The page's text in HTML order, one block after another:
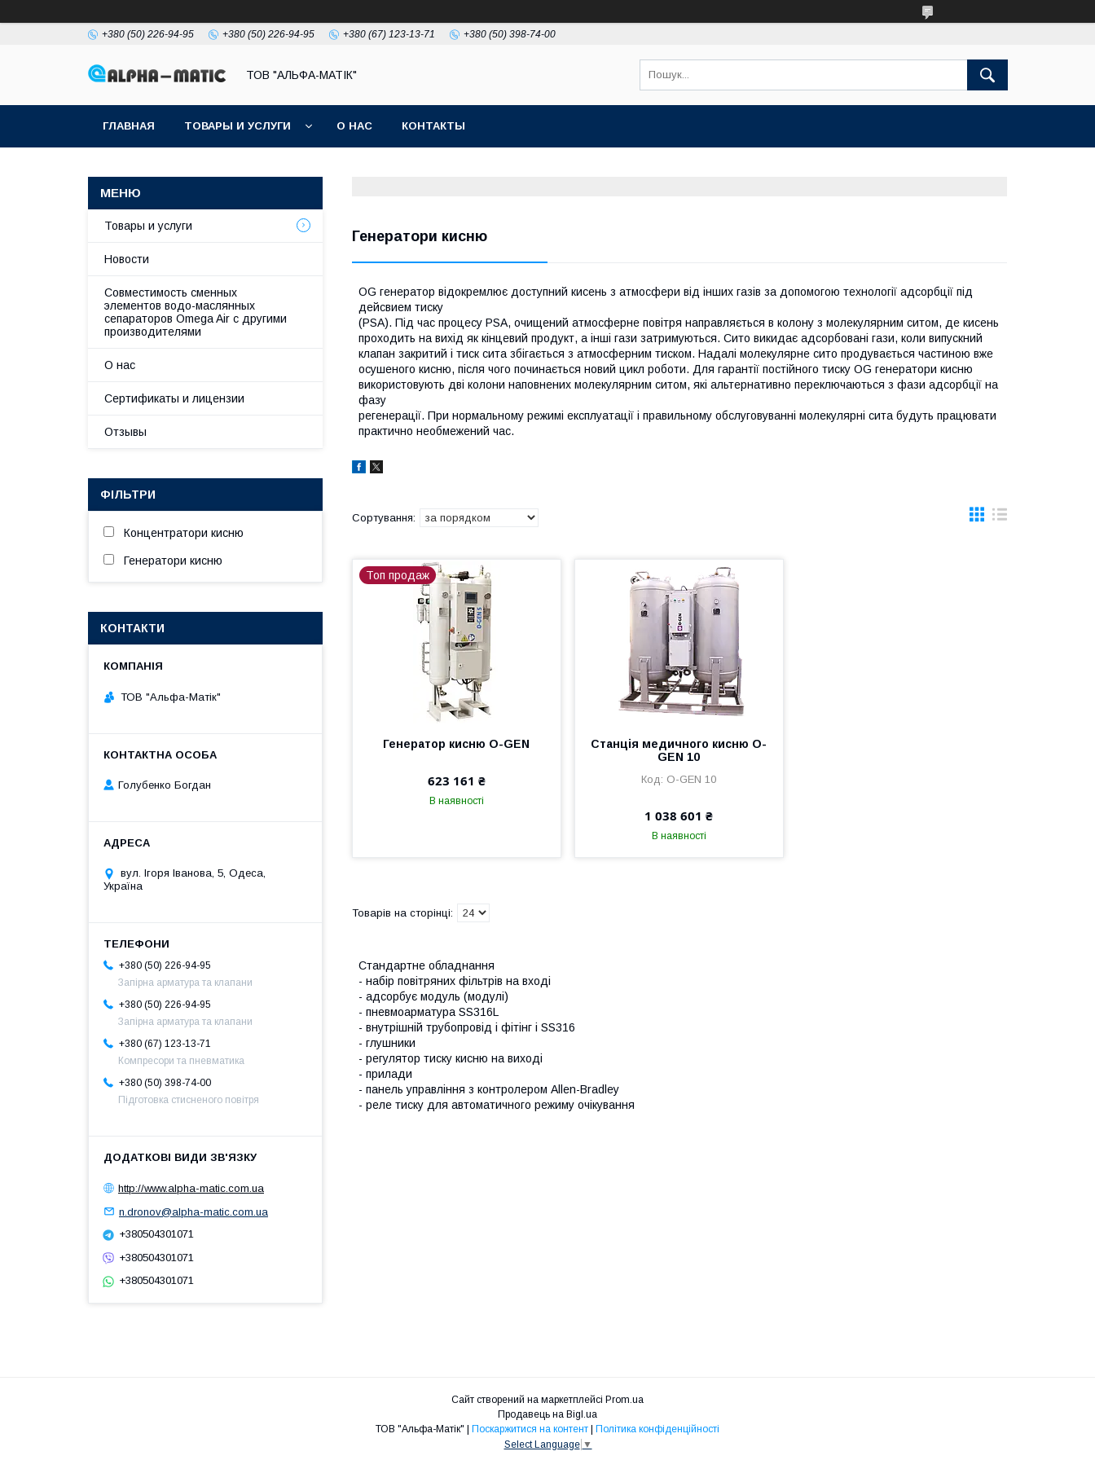
+380 (50) 226-94-95 +380 (50) 226-94-95 +380 (67) 123-13-71 +380 (50) 398-74-00
ТОВ "АЛЬФА-МАТІК"
ГЛАВНАЯ ТОВАРЫ И УСЛУГИ О НАС КОНТАКТЫ
Генератори кисню
OG генератор відокремлює доступний кисень з атмосфери від інших газів за допомогою технології адсорбції під
дейсвием тиску
(PSA). Під час процесу PSA, очищений атмосферне повітря направляється в колону з молекулярним ситом, де кисень
проходить на вихід як кінцевий продукт, а інші гази затримуються. Сито викидає адсорбовані гази, коли випускний
клапан закритий і тиск сита збігається з атмосферним тиском. Надалі молекулярне сито продувається частиною вже
осушеного кисню, після чого починається новий цикл роботи. Для гарантії постійного тиску OG генератори кисню
використовують дві колони наповнених молекулярним ситом, які альтернативно переключаються з фази адсорбції на
фазу
регенерації. При нормальному режимі експлуатації і правильному обслуговуванні молекулярні сита будуть працювати
практично необмежений час.
Топ продаж
Генератор кисню O-GEN
623 161 ₴
В наявності
Станція медичного кисню O-
GEN 10
O-GEN 10
1 038 601 ₴
В наявності
Стандартне обладнання
- набір повітряних фільтрів на вході
- адсорбує модуль (модулі)
- пневмоарматура SS316L
- внутрішній трубопровід і фітінг і SS316
- глушники
- регулятор тиску кисню на виході
- прилади
- панель управління з контролером Allen-Bradley
- реле тиску для автоматичного режиму очікування
Товары и услуги
Новости
Совместимость сменных
элементов водо-маслянных
сепараторов Omega Air с другими
производителями
О нас
Сертификаты и лицензии
Отзывы
ФІЛЬТРИ
Концентратори кисню
Генератори кисню
КОНТАКТИ
ТОВ "Альфа-Матік"
Голубенко Богдан
вул. Ігоря Іванова, 5, Одеса,
Україна
+380 (50) 226-94-95
Запірна арматура та клапани
+380 (50) 226-94-95
Запірна арматура та клапани
+380 (67) 123-13-71
Компресори та пневматика
+380 (50) 398-74-00
Підготовка стисненого повітря
http://www.alpha-matic.com.ua
n.dronov@alpha-matic.com.ua
+380504301071
+380504301071
+380504301071
Сайт створений на маркетплейсі Prom.ua
Продавець на Bigl.ua
Поскаржитися на контент
Політика конфіденційності
Select Language ▼